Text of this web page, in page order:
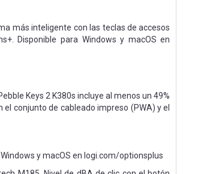
más inteligente con las teclas de accesos
Disponible para Windows y macOS en
Keys 2 K380s incluye al menos un 49%
conjunto de cableado impreso (PWA) y el
y macOS en logi.com/optionsplus